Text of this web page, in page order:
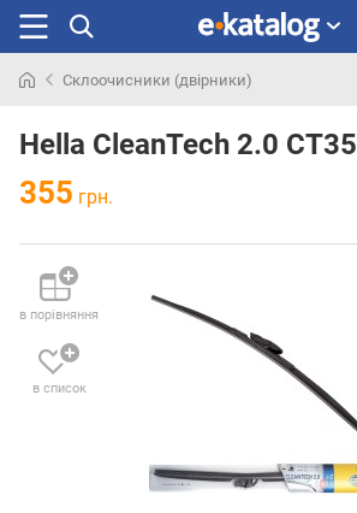
раніше
Склоочисники (двірники)
Hella CleanTech 2.0 CT35
355 грн.
в порівняння
в список